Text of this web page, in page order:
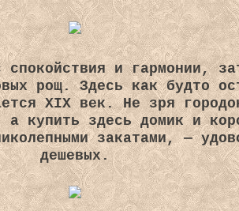
и гармонии,
рощ. Здесь как будто
XIX век. Не зря
а купить здесь домик и
закатами, —
дешевых.